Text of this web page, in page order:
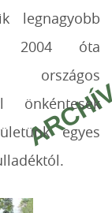
legnagyobb
2004 óta
országos
önkéntesek
egyes